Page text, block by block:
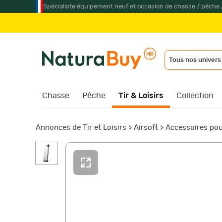
Spécialiste équipement neuf et occasion de chasse / pêche
Tous nos univers
Chasse Pêche Tir & Loisirs Collection
Annonces de Tir et Loisirs > Airsoft > Accessoires